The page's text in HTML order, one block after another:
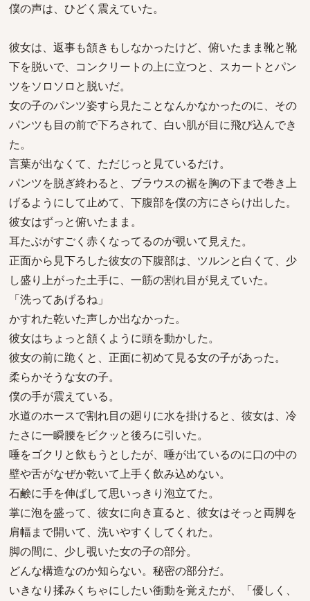
僕の声は、ひどく震えていた。
彼女は、返事も頷きもしなかったけど、俯いたまま靴と靴
下を脱いで、コンクリートの上に立つと、スカートとパン
ツをソロソロと脱いだ。
女の子のパンツ姿すら見たことなんかなかったのに、その
パンツも目の前で下ろされて、白い肌が目に飛び込んでき
た。
言葉が出なくて、ただじっと見ているだけ。
パンツを脱ぎ終わると、ブラウスの裾を胸の下まで巻き上
げるようにして止めて、下腹部を僕の方にさらけ出した。
彼女はずっと俯いたまま。
耳たぶがすごく赤くなってるのが覗いて見えた。
正面から見下ろした彼女の下腹部は、ツルンと白くて、少
し盛り上がった土手に、一筋の割れ目が見えていた。
「洗ってあげるね」
かすれた乾いた声しか出なかった。
彼女はちょっと頷くように頭を動かした。
彼女の前に跪くと、正面に初めて見る女の子があった。
柔らかそうな女の子。
僕の手が震えている。
水道のホースで割れ目の廻りに水を掛けると、彼女は、冷
たさに一瞬腰をビクッと後ろに引いた。
唾をゴクリと飲もうとしたが、唾が出ているのに口の中の
壁や舌がなぜか乾いて上手く飲み込めない。
石鹸に手を伸ばして思いっきり泡立てた。
掌に泡を盛って、彼女に向き直ると、彼女はそっと両脚を
肩幅まで開いて、洗いやすくしてくれた。
脚の間に、少し覗いた女の子の部分。
どんな構造なのか知らない。秘密の部分だ。
いきなり揉みくちゃにしたい衝動を覚えたが、「優しく、